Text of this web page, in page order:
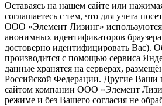
Оставаясь на нашем сайте или
соглашаетесь с тем, что для учета
ООО «Элемент Лизинг» используются
анонимных идентификаторов
достоверно идентифицировать Вас).
производится с помощью сервиса
данные хранятся на серверах,
Российской Федерации. Другие Ваши
сайтом компании ООО «Элемент
режиме и без Вашего согласия не